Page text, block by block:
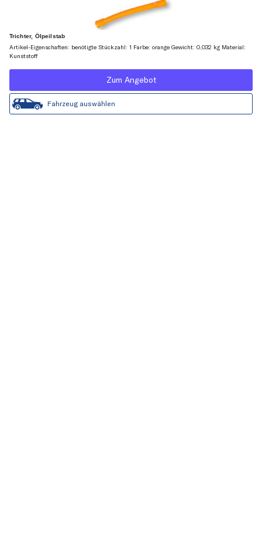
Trichter, Ölpeilstab
Artikel-Eigenschaften: benötigte Stückzahl: 1 Farbe: orange Gewicht: 0,032 kg Material:
Kunststoff
Zum Angebot
Fahrzeug auswählen